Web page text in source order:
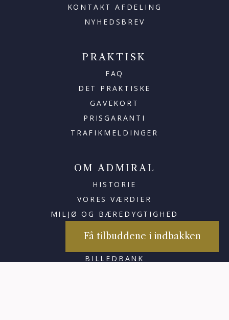
KONTAKT AFDELING
NYHEDSBREV
PRAKTISK
FAQ
DET PRAKTISKE
GAVEKORT
PRISGARANTI
TRAFIKMELDINGER
OM ADMIRAL
HISTORIE
VORES VÆRDIER
MILJØ OG BÆREDYGTIGHED
PRESSE
BILLEDBANK
Få tilbuddene i indbakken